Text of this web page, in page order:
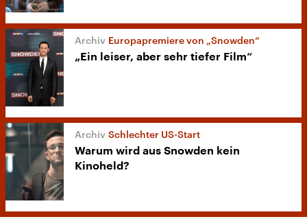
Europapremiere von „Snowden“
„Ein leiser, aber sehr tiefer Film“
Schlechter US-Start
Warum wird aus Snowden kein
Kinoheld?